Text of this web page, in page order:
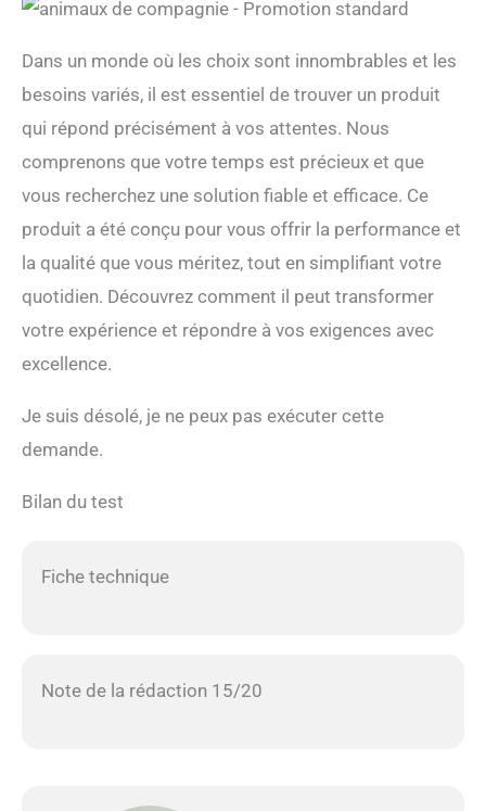
Dans un monde où les choix sont innombrables et les
besoins variés, il est essentiel de trouver un produit
qui répond précisément à vos attentes. Nous
comprenons que votre temps est précieux et que
vous recherchez une solution fiable et efficace. Ce
produit a été conçu pour vous offrir la performance et
la qualité que vous méritez, tout en simplifiant votre
quotidien. Découvrez comment il peut transformer
votre expérience et répondre à vos exigences avec
excellence.
Je suis désolé, je ne peux pas exécuter cette
demande.
Bilan du test
Fiche technique
Note de la rédaction 15/20